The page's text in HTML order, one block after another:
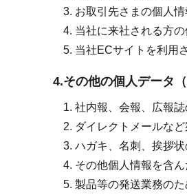
お取引先さまの個人
当社に来社される方
当社ECサイトを利用
4.その他の個人データ
社内報、会報、広報
ダイレクトメールな
ハガキ、名刺、挨拶
その他個人情報を含
製品等の発送業務のた